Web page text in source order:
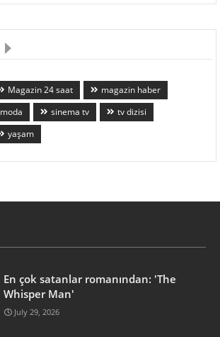
Magazin 24 saat
magazin haber
moda sinema tv
tv dizisi
yaşam
En çok satanlar romanından: 'The
Whisper Man'
July 29, 2026